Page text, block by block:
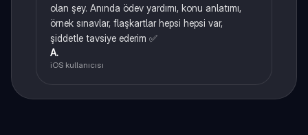
olan şey. Anında ödev yardımı, konu anlatımı,
örnek sınavlar, flaşkartlar hepsi hepsi var,
şiddetle tavsiye ederim ✅
A.
iOS kullanıcısı